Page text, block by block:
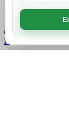
Chargement...
Retour en haut